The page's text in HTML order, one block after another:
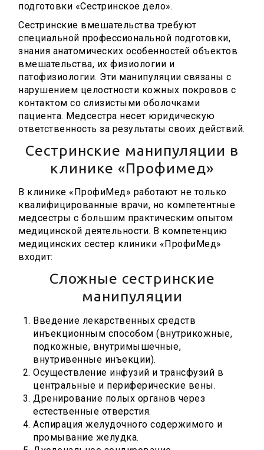
подготовки «Сестринское дело».
Сестринские вмешательства требуют
специальной профессиональной подготовки,
знания анатомических особенностей объектов
вмешательства, их физиологии и
патофизиологии. Эти манипуляции связаны с
нарушением целостности кожных покровов с
контактом со слизистыми оболочками
пациента. Медсестра несет юридическую
ответственность за результаты своих действий.
Сестринские манипуляции в
клинике «Профимед»
В клинике «ПрофиМед» работают не только
квалифицированные врачи, но компетентные
медсестры с большим практическим опытом
медицинской деятельности. В компетенцию
медицинских сестер клиники «ПрофиМед»
входит:
Сложные сестринские
манипуляции
Введение лекарственных средств
инъекционным способом (внутрикожные,
подкожные, внутримышечные,
внутривенные инъекции).
Осуществление инфузий и трансфузий в
центральные и периферические вены.
Дренирование полых органов через
естественные отверстия.
Аспирация желудочного содержимого и
промывание желудка.